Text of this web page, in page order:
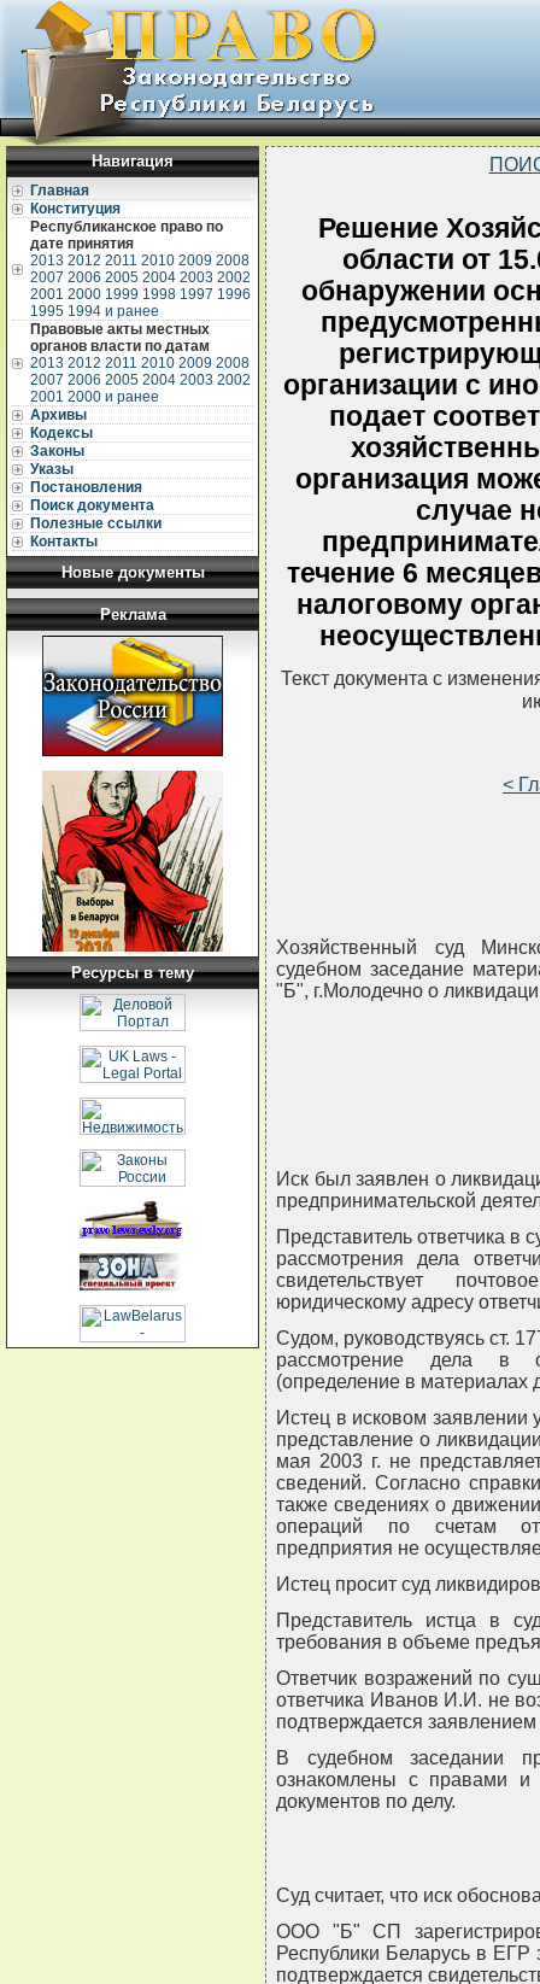
Навигация
Главная
Конституция
Республиканское право по
дате принятия
2013 2012 2011 2010 2009 2008
2007 2006 2005 2004 2003 2002
2001 2000 1999 1998 1997 1996
1995 1994 и ранее
Правовые акты местных
органов власти по датам
2013 2012 2011 2010 2009 2008
2007 2006 2005 2004 2003 2002
2001 2000 и ранее
Архивы
Кодексы
Законы
Указы
Постановления
Поиск документа
Полезные ссылки
Контакты
Новые документы
Реклама
Ресурсы в тему
Решение
области от
обнаружении
организации с
подает
организация
случае
течение 6
налоговому
Текст документа с
<
Хозяйственный суд
судебном заседание
"Б", г.Молодечно о
Иск был заявлен о
предпринимательской
Представитель ответчика в
рассмотрения дела
свидетельствует
юридическому адресу
Судом, руководствуясь ст.
рассмотрение дела в
(определение в материалах
Истец в исковом
представление о
мая 2003 г. не
сведений. Согласно
также сведениях о
операций по счетам
предприятия не
Истец просит суд
Представитель истца в
требования в объеме
Ответчик возражений по
ответчика Иванов И.И. не
подтверждается заявлением
В судебном заседании
ознакомлены с правами и
документов по делу.
Суд считает, что иск
ООО "Б" СП
Республики Беларусь в ЕГР
подтверждается